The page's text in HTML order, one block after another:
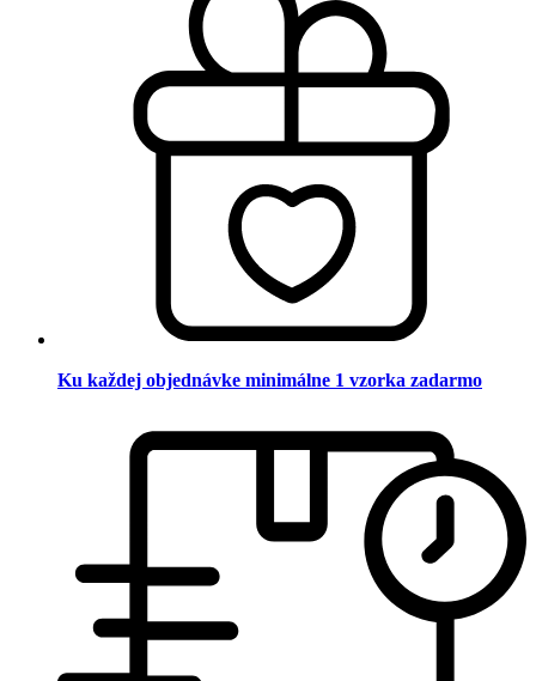
Ku každej objednávke minimálne 1 vzorka zadarmo